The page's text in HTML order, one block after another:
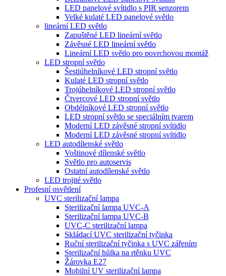
LED panelové svítidlo s PIR senzorem
Velké kulaté LED panelové světlo
lineární LED světlo
Zapuštěné LED lineární světlo
Závěsné LED lineární světlo
Lineární LED světlo pro povrchovou montáž
LED stropní světlo
Šestiúhelníkové LED stropní světlo
Kulaté LED stropní světlo
Trojúhelníkové LED stropní světlo
Čtvercové LED stropní světlo
Obdélníkové LED stropní světlo
LED stropní světlo se speciálním tvarem
Moderní LED závěsné stropní svítidlo
Moderní LED závěsné stropní svítidlo
LED autodílenské světlo
Voštinové dílenské světlo
Světlo pro autoservis
Ostatní autodílenské světlo
LED trojité světlo
Profesní osvětlení
UVC sterilizační lampa
Sterilizační lampa UVC-A
Sterilizační lampa UVC-B
UVC-C sterilizační lampa
Skládací UVC sterilizační tyčinka
Ruční sterilizační tyčinka s UVC zářením
Sterilizační hůlka na rtěnku UVC
Žárovka E27
Mobilní UV sterilizační lampa